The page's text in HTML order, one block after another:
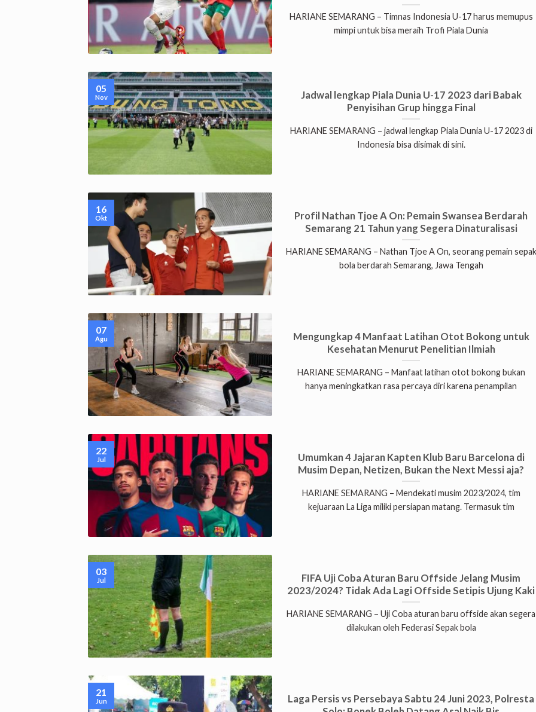
HARIANE SEMARANG – Timnas Indonesia U-17 harus memupus
mimpi untuk bisa meraih Trofi Piala Dunia
Jadwal lengkap Piala Dunia U-17 2023 dari Babak
Penyisihan Grup hingga Final
HARIANE SEMARANG – jadwal lengkap Piala Dunia U-17 2023 di
Indonesia bisa disimak di sini.
05
Nov
Profil Nathan Tjoe A On: Pemain Swansea Berdarah
Semarang 21 Tahun yang Segera Dinaturalisasi
HARIANE SEMARANG – Nathan Tjoe A On, seorang pemain sepak
bola berdarah Semarang, Jawa Tengah
16
Okt
Mengungkap 4 Manfaat Latihan Otot Bokong untuk
Kesehatan Menurut Penelitian Ilmiah
HARIANE SEMARANG – Manfaat latihan otot bokong bukan
hanya meningkatkan rasa percaya diri karena penampilan
07
Agu
Umumkan 4 Jajaran Kapten Klub Baru Barcelona di
Musim Depan, Netizen, Bukan the Next Messi aja?
HARIANE SEMARANG – Mendekati musim 2023/2024, tim
kejuaraan La Liga miliki persiapan matang. Termasuk tim
22
Jul
FIFA Uji Coba Aturan Baru Offside Jelang Musim
2023/2024? Tidak Ada Lagi Offside Setipis Ujung Kaki
HARIANE SEMARANG – Uji Coba aturan baru offside akan segera
dilakukan oleh Federasi Sepak bola
03
Jul
Laga Persis vs Persebaya Sabtu 24 Juni 2023, Polresta
21
Jun